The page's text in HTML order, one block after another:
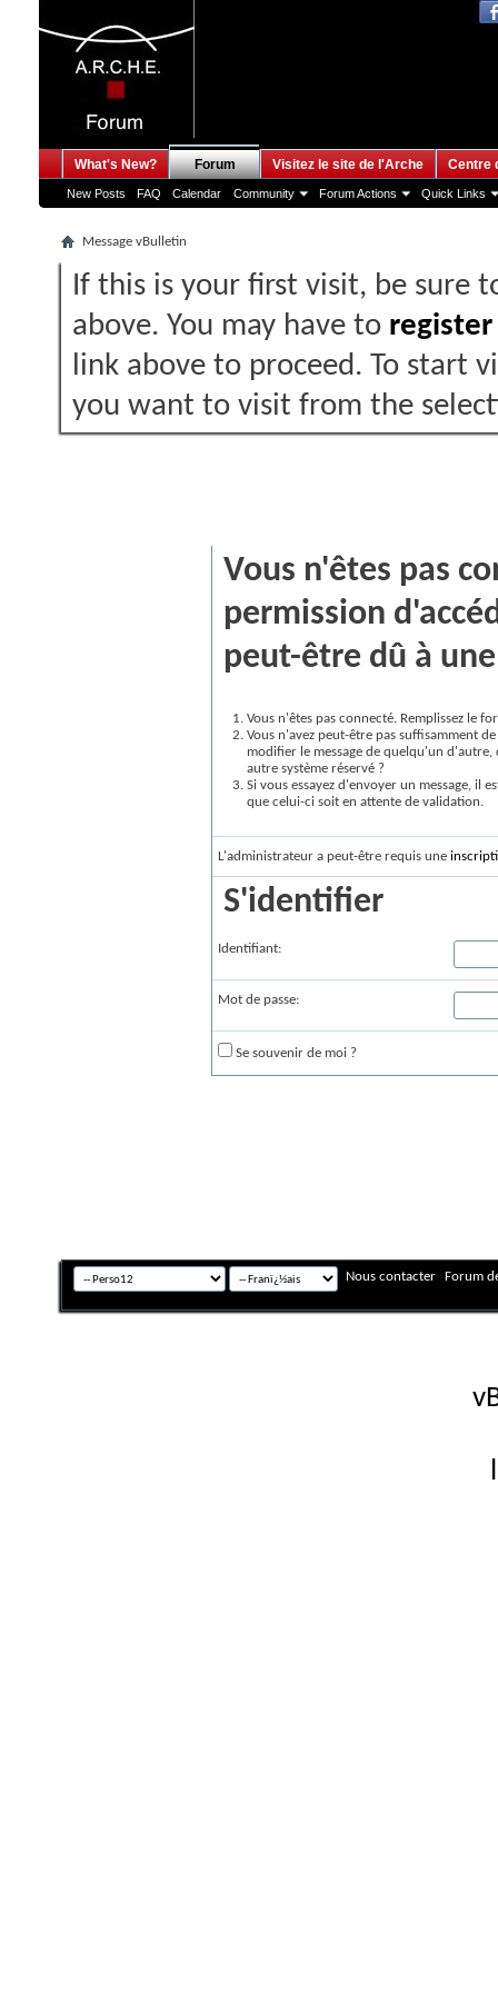
What's New? Forum
New Posts FAQ Calendar Community Forum Actions Quick Links
Visitez le site de l'Arche Centre
Message vBulletin
If this is your first visit, be sure
above. You may have to register
link above to proceed. To start
you want to visit from the
Vous n'êtes pas
permission
peut-être dû à
Vous n'êtes pas connecté. Remplissez le
Vous n'avez peut-être pas suffisamment
modifier le message de quelqu'un
autre système réservé ?
Si vous essayez d'envoyer un message, il
que celui-ci soit en attente de validation.
L'administrateur a peut-être requis une
S'identifier
Identifiant:
Mot de passe:
Se souvenir de moi ?
Nous contacter Forum